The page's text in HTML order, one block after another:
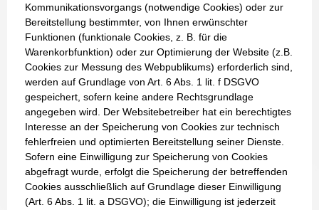
Kommunikationsvorgangs (notwendige Cookies) oder zur
Bereitstellung bestimmter, von Ihnen erwünschter
Funktionen (funktionale Cookies, z. B. für die
Warenkorbfunktion) oder zur Optimierung der Website (z.B.
Cookies zur Messung des Webpublikums) erforderlich sind,
werden auf Grundlage von Art. 6 Abs. 1 lit. f DSGVO
gespeichert, sofern keine andere Rechtsgrundlage
angegeben wird. Der Websitebetreiber hat ein berechtigtes
Interesse an der Speicherung von Cookies zur technisch
fehlerfreien und optimierten Bereitstellung seiner Dienste.
Sofern eine Einwilligung zur Speicherung von Cookies
abgefragt wurde, erfolgt die Speicherung der betreffenden
Cookies ausschließlich auf Grundlage dieser Einwilligung
(Art. 6 Abs. 1 lit. a DSGVO); die Einwilligung ist jederzeit